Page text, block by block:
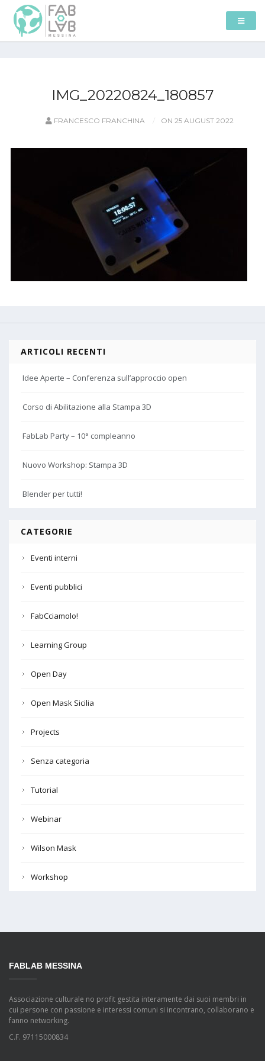
IMG_20220824_180857
FRANCESCO FRANCHINA ON 25 AUGUST 2022
ARTICOLI RECENTI
Idee Aperte – Conferenza sull’approccio open
Corso di Abilitazione alla Stampa 3D
FabLab Party – 10° compleanno
Nuovo Workshop: Stampa 3D
Blender per tutti!
CATEGORIE
Eventi interni
Eventi pubblici
FabCciamolo!
Learning Group
Open Day
Open Mask Sicilia
Projects
Senza categoria
Tutorial
Webinar
Wilson Mask
Workshop
FABLAB MESSINA
Associazione culturale no profit gestita interamente dai suoi membri in
cui persone con passione e interessi comuni si incontrano, collaborano e
fanno networking.
C.F. 97115000834